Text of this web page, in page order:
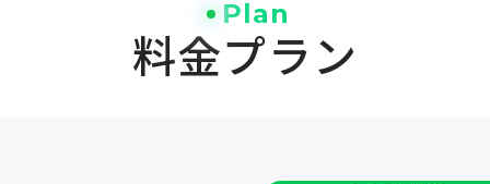
Plan
料金プラン